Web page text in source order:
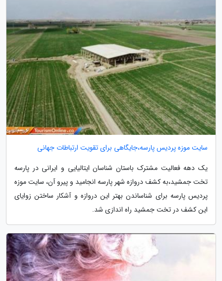
سایت موزه پردیس پارسه،جایگاهی برای تقویت ارتباطات جهانی
یک دهه فعالیت مشترک باستان شناسان ایتالیایی و ایرانی در پارسه
تخت جمشید،به کشف دروازه شهر پارسه انجامید و پیرو آن، سایت موزه
پردیس پارسه برای شناساندن بهتر این دروازه و آشکار ساختن زوایای
این کشف در تخت جمشید راه اندازی شد.